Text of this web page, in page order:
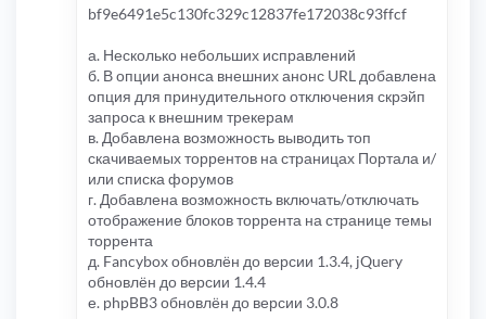
bf9e6491e5c130fc329c12837fe172038c93ffcf
а. Несколько небольших исправлений
б. В опции анонса внешних анонс URL добавлена
опция для принудительного отключения скрэйп
запроса к внешним трекерам
в. Добавлена возможность выводить топ
скачиваемых торрентов на страницах Портала и/
или списка форумов
г. Добавлена возможность включать/отключать
отображение блоков торрента на странице темы
торрента
д. Fancybox обновлён до версии 1.3.4, jQuery
обновлён до версии 1.4.4
е. phpBB3 обновлён до версии 3.0.8